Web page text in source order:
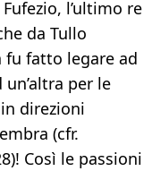
l’ultimo re
da Tullo
fu fatto legare ad
per le
direzioni
(cfr.
Così le passioni